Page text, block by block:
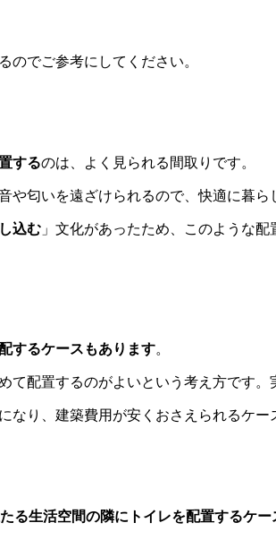
のでご参考にしてください。
するのは、よく見られる間取りです。
や匂いを遠ざけられるので、快適に暮ら
込む 」文化があったため、このような
するケースもあります。
て配置するのがよいという考え方です
なり、建築費用が安くおさえられるケー
る生活空間の隣にトイレを配置するケー